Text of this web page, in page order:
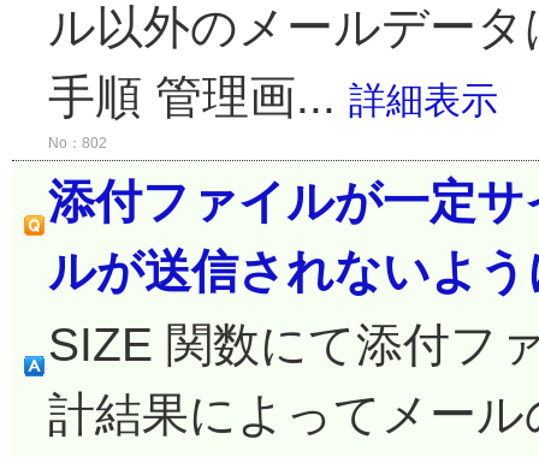
ル以外のメールデー
手順 管理画... 詳細表示
No：802
添付ファイルが一定
ルが送信されないよ
SIZE 関数にて添付フ
計結果によってメー